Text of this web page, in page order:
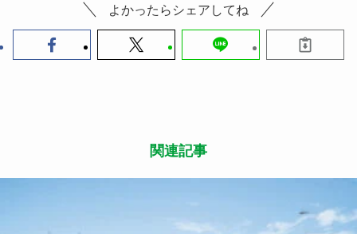
よかったらシェアしてね
関連記事